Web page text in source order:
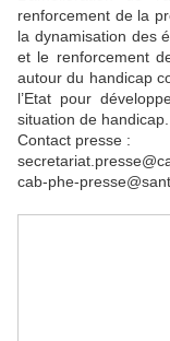
renforcement de la
la dynamisation des
et le renforcement
autour du handicap
l’Etat pour
situation de handicap.
Contact presse :
cab-phe-